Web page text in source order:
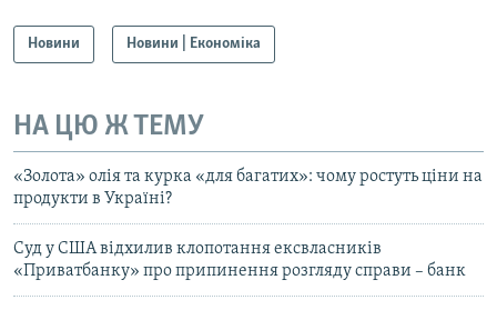
Новини Новини | Економіка
НА ЦЮ Ж ТЕМУ
«Золота» олія та курка «для багатих»: чому ростуть ціни на
продукти в Україні?
Суд у США відхилив клопотання ексвласників
«Приватбанку» про припинення розгляду справи – банк